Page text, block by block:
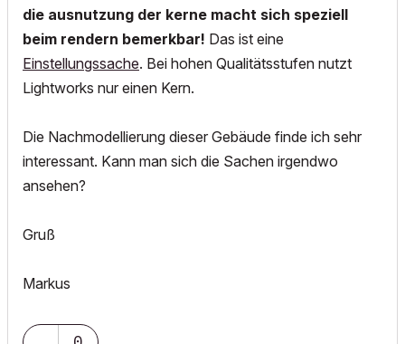
die ausnutzung der kerne macht sich speziell
beim rendern bemerkbar! Das ist eine
Einstellungssache. Bei hohen Qualitätsstufen nutzt
Lightworks nur einen Kern.
Die Nachmodellierung dieser Gebäude finde ich sehr
interessant. Kann man sich die Sachen irgendwo
ansehen?
Gruß
Markus